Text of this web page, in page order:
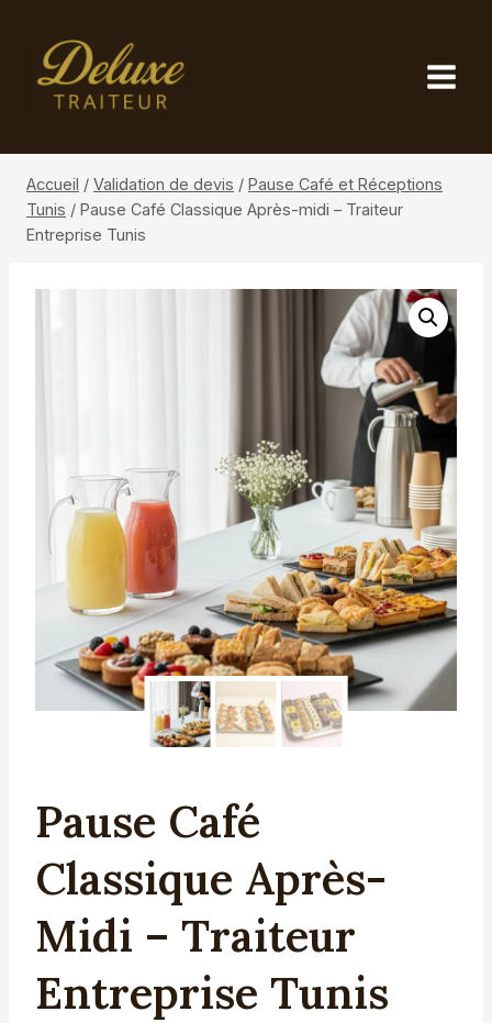
contenu
Accueil / Validation de devis / Pause Café et Réceptions
Tunis / Pause Café Classique Après-midi – Traiteur
Entreprise Tunis
Pause Café
Classique Après-
Midi – Traiteur
Entreprise Tunis